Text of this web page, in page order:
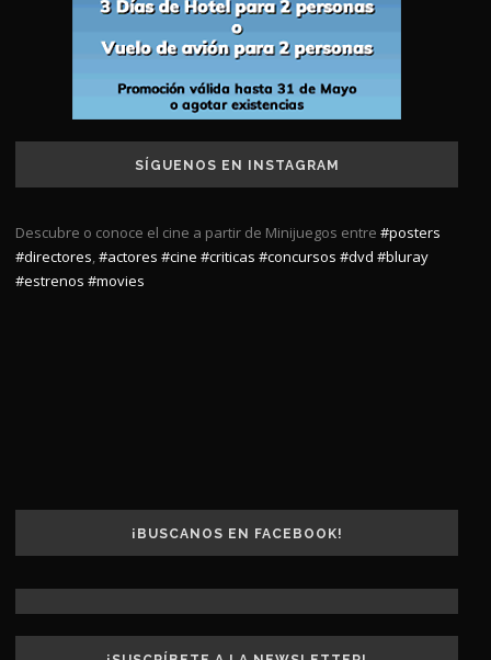
SÍGUENOS EN INSTAGRAM
Descubre o conoce el cine a partir de Minijuegos entre #posters
#directores,#actores #cine #criticas #concursos #dvd #bluray
#estrenos #movies
¡BUSCANOS EN FACEBOOK!